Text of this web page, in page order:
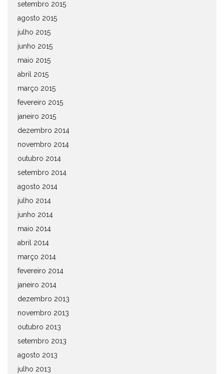
setembro 2015
agosto 2015
julho 2015
junho 2015
maio 2015
abril 2015
março 2015
fevereiro 2015
janeiro 2015
dezembro 2014
novembro 2014
outubro 2014
setembro 2014
agosto 2014
julho 2014
junho 2014
maio 2014
abril 2014
março 2014
fevereiro 2014
janeiro 2014
dezembro 2013
novembro 2013
outubro 2013
setembro 2013
agosto 2013
julho 2013